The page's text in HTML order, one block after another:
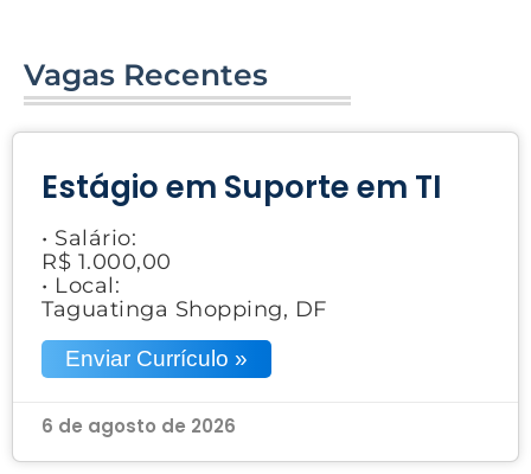
Vagas Recentes
Estágio em Suporte em TI
• Salário:
R$ 1.000,00
• Local:
Taguatinga Shopping, DF
Enviar Currículo »
6 de agosto de 2026